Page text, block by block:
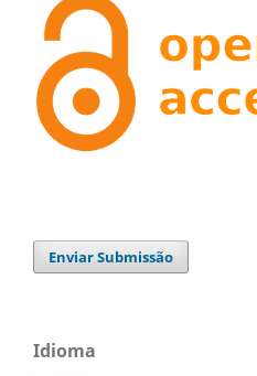
Enviar Submissão
Idioma